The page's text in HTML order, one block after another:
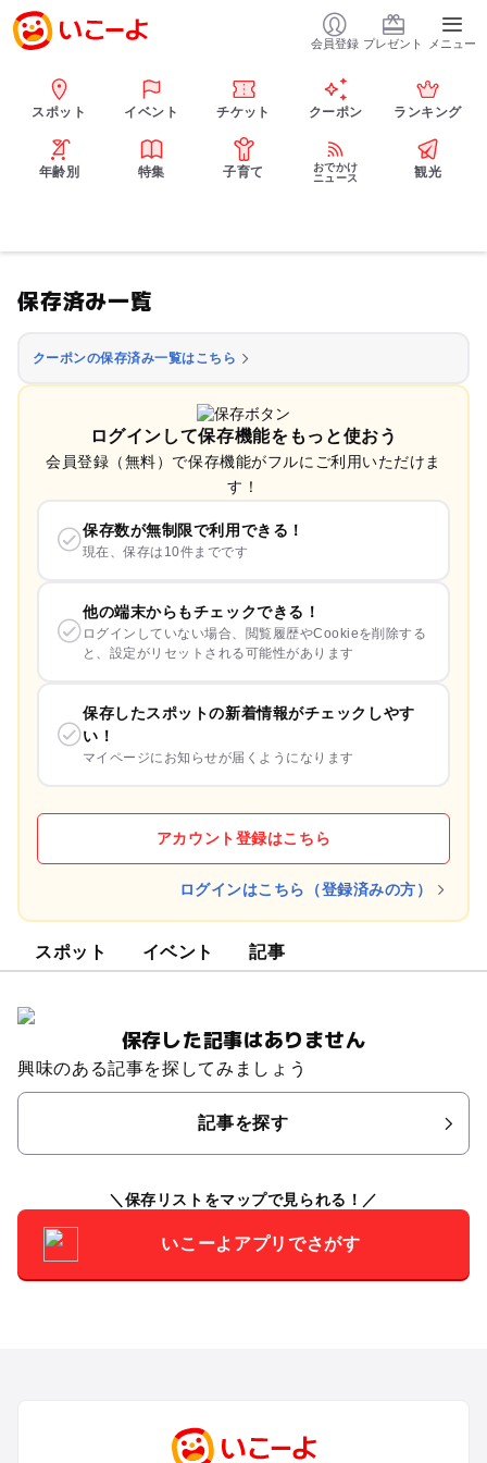
会員登録 プレゼント メニュー
スポット イベント チケット クーポン ランキング
年齢別 特集 子育て
おでかけ
ニュース
観光
保存済み一覧
クーポンの保存済み一覧はこちら
ログインして保存機能をもっと使おう
会員登録（無料）で保存機能がフルにご利用いただけま
す！
保存数が無制限で利用できる！
現在、保存は10件までです
他の端末からもチェックできる！
ログインしていない場合、閲覧履歴やCookieを削除する
と、設定がリセットされる可能性があります
保存したスポットの新着情報がチェックしやす
い！
マイページにお知らせが届くようになります
アカウント登録はこちら
ログインはこちら（登録済みの方）
スポット イベント 記事
保存した記事はありません
興味のある記事を探してみましょう
記事を探す
保存リストをマップで見られる！
いこーよアプリでさがす